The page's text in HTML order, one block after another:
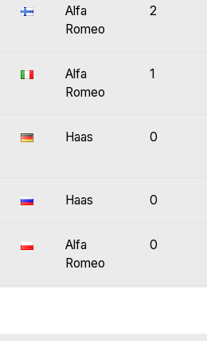
Alfa
Romeo
2
Alfa
Romeo
1
Haas 0
Haas 0
Alfa
Romeo
0